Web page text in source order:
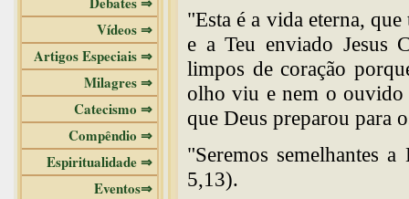
Vídeos ⇒
Artigos Especiais ⇒
Milagres ⇒
Catecismo ⇒
Compêndio ⇒
Espiritualidade ⇒
Eventos⇒
"Esta é a vida eterna,
e a Teu enviado Jesus
limpos de coração
olho viu e nem o ouvido
que Deus preparou para
"Seremos semelhantes
5,13).